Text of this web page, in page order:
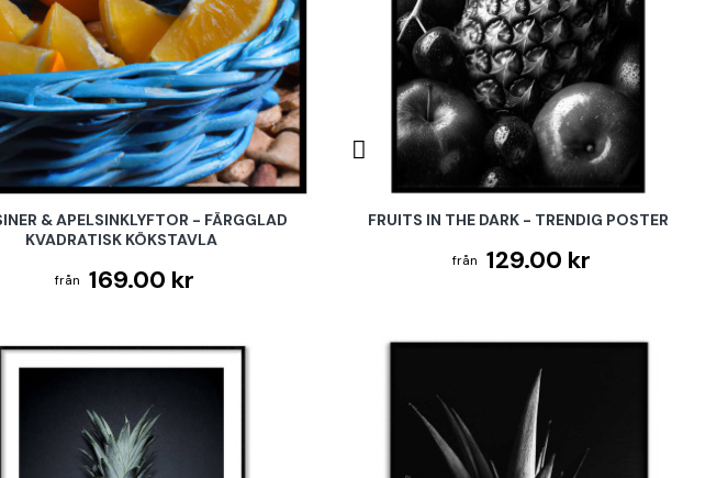
& APELSINKLYFTOR - FÄRGGLAD
KVADRATISK KÖKSTAVLA
169.00 kr
FRUITS IN THE DARK - TRENDIG POSTER
129.00 kr